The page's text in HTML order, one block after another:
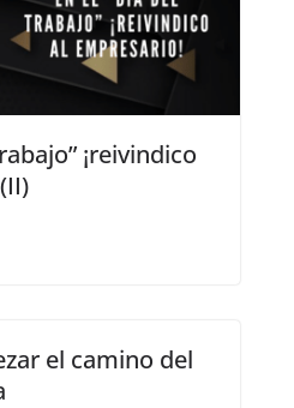
¡reivindico
el camino del